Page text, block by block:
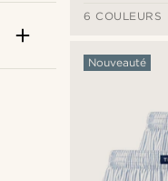
6 COULEURS
Nouveauté